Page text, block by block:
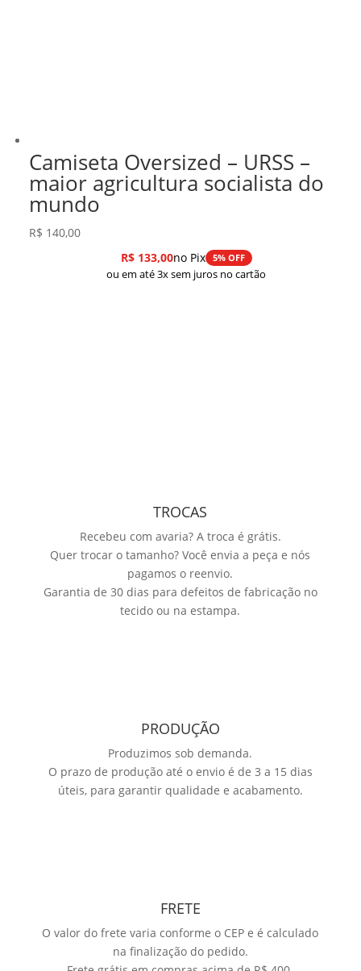
Camiseta Oversized – URSS –
maior agricultura socialista do
mundo
R$ 140,00
R$133,00no Pix 5% OFF
ou em até 3x sem juros no cartão
TROCAS
Recebeu com avaria? A troca é grátis.
Quer trocar o tamanho? Você envia a peça e nós
pagamos o reenvio.
Garantia de 30 dias para defeitos de fabricação no
tecido ou na estampa.
PRODUÇÃO
Produzimos sob demanda.
O prazo de produção até o envio é de 3 a 15 dias
úteis, para garantir qualidade e acabamento.
FRETE
O valor do frete varia conforme o CEP e é calculado
na finalização do pedido.